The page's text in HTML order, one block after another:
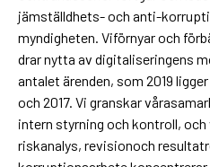
jämställdhets- och anti-
myndigheten. Viförnyar och
drar nytta av digitaliseringens
antalet ärenden, som 2019
och 2017. Vi granskar
intern styrning och kontroll,
riskanalys, revisionoch